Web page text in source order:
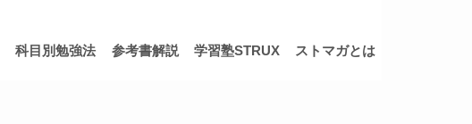
科目別勉強法 参考書解説 学習塾STRUX ストマガとは